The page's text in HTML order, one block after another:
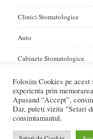
Clinici Stomatologice
Auto
Cabinete Stomatologice
Home
Va raportam cele mai bune
Folosim Cookies pe
experienta prin
Apasand “Accept”,
Dar, puteti vizita "Setari
consimtamantul.